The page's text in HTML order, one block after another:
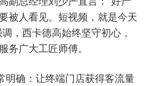
被人看见。短视频，就是今天
，西卡德高始终坚守初心，
务广大工匠师傅。
明确：让终端门店获得客流量